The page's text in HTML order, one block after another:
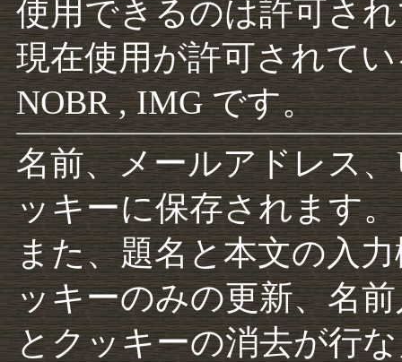
使用できるのは許可さ
現在使用が許可されて
NOBR , IMG です。
名前、メールアドレス
ッキーに保存されます。
また、題名と本文の入
ッキーのみの更新、名
とクッキーの消去が行